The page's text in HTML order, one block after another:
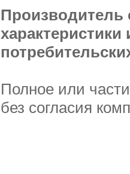
Производитель
Полное или
без согласия